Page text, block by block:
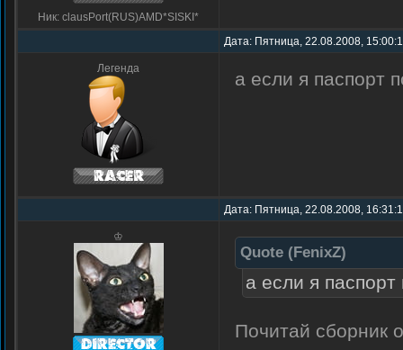
Ник: clausPort(RUS)AMD*SISKI*
Дата: Пятница, 22.08.2008,
Легенда а если я паспорт
Дата: Пятница, 22.08.2008,
♔
Quote (FenixZ)
а если я
Почитай сборник